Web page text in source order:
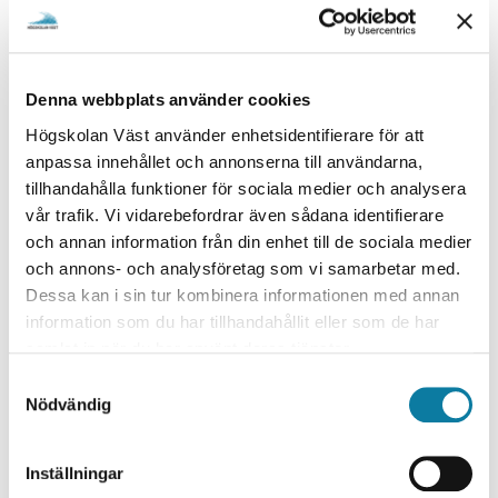
Denna webbplats använder cookies
Högskolan Väst använder enhetsidentifierare för att
anpassa innehållet och annonserna till användarna,
tillhandahålla funktioner för sociala medier och analysera
vår trafik. Vi vidarebefordrar även sådana identifierare
och annan information från din enhet till de sociala medier
och annons- och analysföretag som vi samarbetar med.
Dessa kan i sin tur kombinera informationen med annan
information som du har tillhandahållit eller som de har
Nödvändig
Inställningar
Här görs en avvägning mellan upphovsmannens och
samhällets intresse.
Upphovsrätten gäller inte:
Grundlagar
Beslut av myndigheter
Yttrande av svenska myndigheter
Creative Commons
I mer än tio år har Creative Commons licenserna
underlättat för upphovsmän som önskar dela med sig
delvis eller helt av de verk de skapat.
ochCC Search
Att använda sig av andras texter för att t ex förtydliga